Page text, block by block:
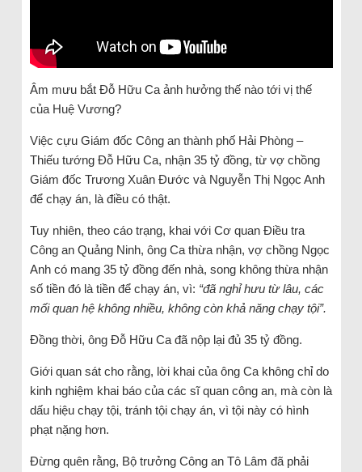
Âm mưu bắt Đỗ Hữu Ca ảnh hưởng thế nào tới vị thế
của Huệ Vương?
Việc cựu Giám đốc Công an thành phố Hải Phòng –
Thiếu tướng Đỗ Hữu Ca, nhận 35 tỷ đồng, từ vợ chồng
Giám đốc Trương Xuân Đước và Nguyễn Thị Ngọc Anh
để chạy án, là điều có thật.
Tuy nhiên, theo cáo trạng, khai với Cơ quan Điều tra
Công an Quảng Ninh, ông Ca thừa nhận, vợ chồng Ngọc
Anh có mang 35 tỷ đồng đến nhà, song không thừa nhận
số tiền đó là tiền để chạy án, vì: “đã nghỉ hưu từ lâu, các
mối quan hệ không nhiều, không còn khả năng chạy tội”.
Đồng thời, ông Đỗ Hữu Ca đã nộp lại đủ 35 tỷ đồng.
Giới quan sát cho rằng, lời khai của ông Ca không chỉ do
kinh nghiệm khai báo của các sĩ quan công an, mà còn là
dấu hiệu chạy tội, tránh tội chạy án, vì tội này có hình
phạt nặng hơn.
Đừng quên rằng, Bộ trưởng Công an Tô Lâm đã phải